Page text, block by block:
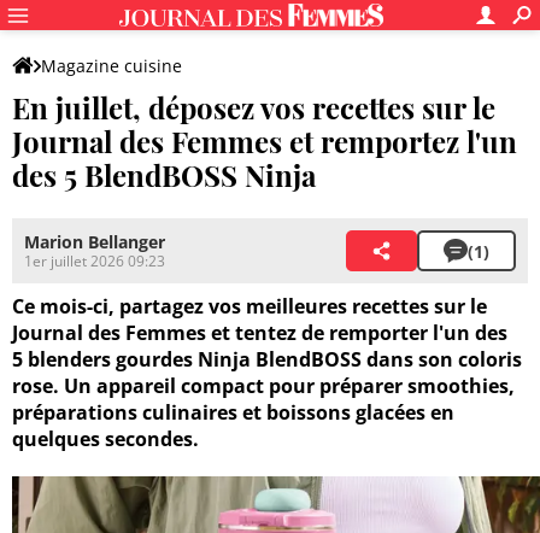
Magazine cuisine
En juillet, déposez vos recettes sur le
Journal des Femmes et remportez l'un
des 5 BlendBOSS Ninja
Marion Bellanger
1er juillet 2026 09:23 (1)
Ce mois-ci, partagez vos meilleures recettes sur le
Journal des Femmes et tentez de remporter l'un des
5 blenders gourdes Ninja BlendBOSS dans son coloris
rose. Un appareil compact pour préparer smoothies,
préparations culinaires et boissons glacées en
quelques secondes.